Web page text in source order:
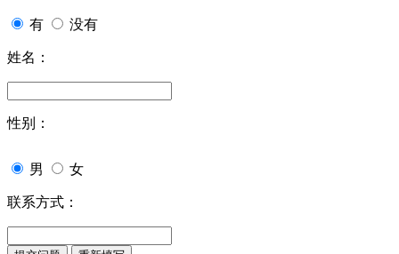
有 没有
姓名：
性别：
男 女
联系方式：